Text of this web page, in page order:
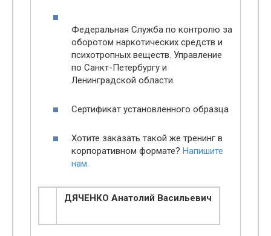
Федеральная Служба по контролю за
оборотом наркотических средств и
психотропных веществ. Управление
по Санкт-Петербургу и
Ленинградской области.
Сертификат установленного образца
Хотите заказать такой же тренинг в
корпоративном формате? Напишите
нам.
ДЯЧЕНКО Анатолий Васильевич